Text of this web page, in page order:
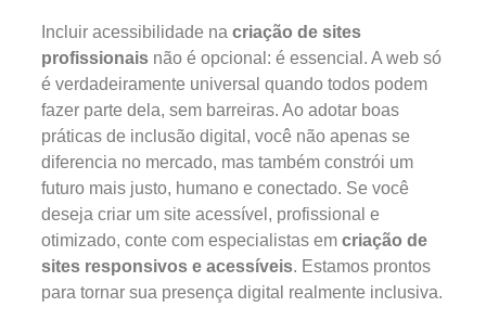
Incluir acessibilidade na criação de sites
profissionais não é opcional: é essencial. A web só
é verdadeiramente universal quando todos podem
fazer parte dela, sem barreiras. Ao adotar boas
práticas de inclusão digital, você não apenas se
diferencia no mercado, mas também constrói um
futuro mais justo, humano e conectado. Se você
deseja criar um site acessível, profissional e
otimizado, conte com especialistas em criação de
sites responsivos e acessíveis. Estamos prontos
para tornar sua presença digital realmente inclusiva.